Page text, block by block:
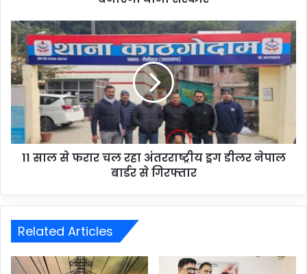
11 साल से फरार चल रहा अंतरराष्ट्रीय ड्रग डीलर नेपाल
बार्डर से गिरफ्तार
Related Articles